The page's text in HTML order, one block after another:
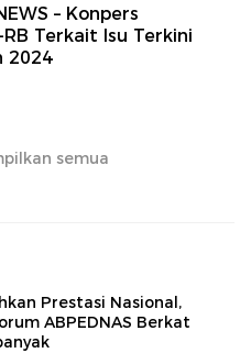
– Konpers
RB Terkait Isu Terkini
2024
semua
Prestasi Nasional,
ABPEDNAS Berkat